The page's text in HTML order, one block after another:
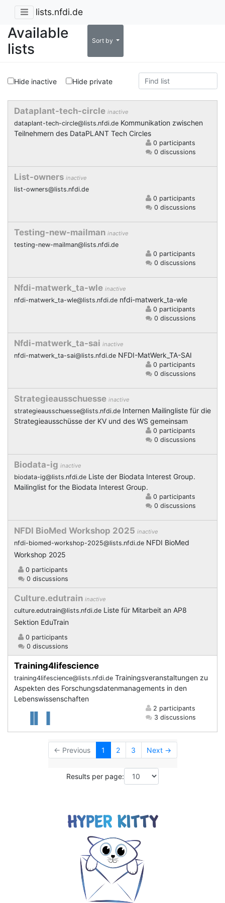
lists.nfdi.de
Available
lists
Sort by
Hide inactive Hide private
Dataplant-tech-circle inactive
dataplant-tech-circle@lists.nfdi.de Kommunikation zwischen
Teilnehmern des DataPLANT Tech Circles
0 participants
0 discussions
List-owners inactive
list-owners@lists.nfdi.de
0 participants
0 discussions
Testing-new-mailman inactive
testing-new-mailman@lists.nfdi.de
0 participants
0 discussions
Nfdi-matwerk_ta-wle inactive
nfdi-matwerk_ta-wle@lists.nfdi.de nfdi-matwerk_ta-wle
0 participants
0 discussions
Nfdi-matwerk_ta-sai inactive
nfdi-matwerk_ta-sai@lists.nfdi.de NFDI-MatWerk_TA-SAI
0 participants
0 discussions
Strategieausschuesse inactive
strategieausschuesse@lists.nfdi.de Internen Mailingliste für die
Strategieausschüsse der KV und des WS gemeinsam
0 participants
0 discussions
Biodata-ig inactive
biodata-ig@lists.nfdi.de Liste der Biodata Interest Group.
Mailinglist for the Biodata Interest Group.
0 participants
0 discussions
NFDI BioMed Workshop 2025 inactive
nfdi-biomed-workshop-2025@lists.nfdi.de NFDI BioMed
Workshop 2025
0 participants
0 discussions
Culture.edutrain inactive
culture.edutrain@lists.nfdi.de Liste für Mitarbeit an AP8
Sektion EduTrain
0 participants
0 discussions
Training4lifescience
training4lifescience@lists.nfdi.de Trainingsveranstaltungen zu
Aspekten des Forschungsdatenmanagements in den
Lebenswissenschaften
2 participants
3 discussions
← Previous 1 2 3 Next →
Results per page: